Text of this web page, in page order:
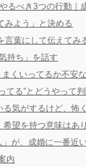
るべき3つの行動｜
みよう」と決める
葉にして伝えてみ
持ち」を話す
くいってるか不安
てる”とどうやって
る気がするけど、怖
望を持つ意味はあ
が、成婚に一番近
内